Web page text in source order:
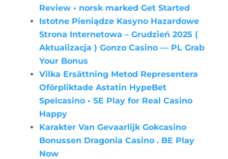
Review • norsk marked Get Started
Istotne Pieniądze Kasyno Hazardowe
Strona Internetowa – Grudzień 2025 (
Aktualizacja ) Gonzo Casino — PL Grab
Your Bonus
Vilka Ersättning Metod Representera
Oförpliktade Astatin HypeBet
Spelcasino • SE Play for Real Casino
Happy
Karakter Van Gevaarlijk Gokcasino
Bonussen Dragonia Casino . BE Play
Now